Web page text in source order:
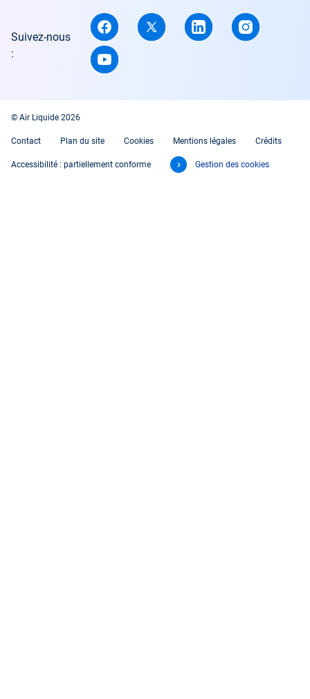
Suivez-nous
:
© Air Liquide 2026
Contact Plan du site Cookies Mentions légales Crédits
Accessibilité : partiellement conforme Gestion des cookies